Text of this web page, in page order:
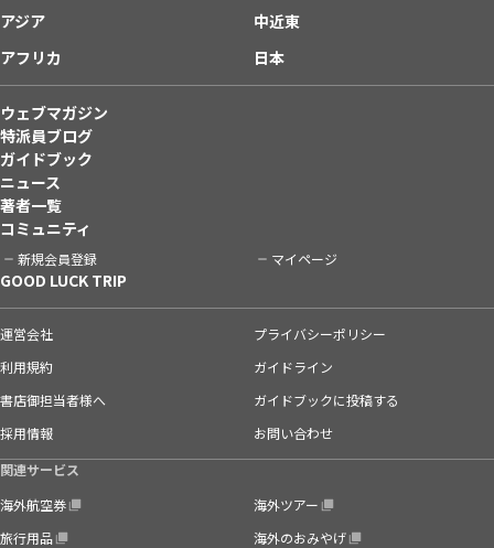
アジア
中近東
アフリカ
日本
ウェブマガジン
特派員ブログ
ガイドブック
ニュース
著者一覧
コミュニティ
新規会員登録 マイページ
GOOD LUCK TRIP
運営会社
プライバシーポリシー
利用規約
ガイドライン
書店御担当者様へ
ガイドブックに投稿する
採用情報
お問い合わせ
関連サービス
海外航空券
海外ツアー
旅行用品
海外のおみやげ